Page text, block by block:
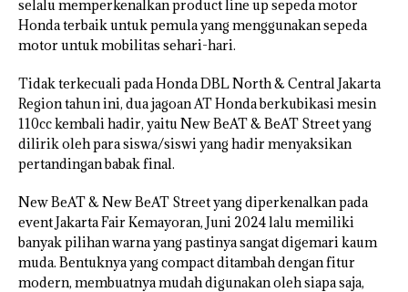
selalu memperkenalkan product line up sepeda motor
Honda terbaik untuk pemula yang menggunakan sepeda
motor untuk mobilitas sehari-hari.
Tidak terkecuali pada Honda DBL North & Central Jakarta
Region tahun ini, dua jagoan AT Honda berkubikasi mesin
110cc kembali hadir, yaitu New BeAT & BeAT Street yang
dilirik oleh para siswa/siswi yang hadir menyaksikan
pertandingan babak final.
New BeAT & New BeAT Street yang diperkenalkan pada
event Jakarta Fair Kemayoran, Juni 2024 lalu memiliki
banyak pilihan warna yang pastinya sangat digemari kaum
muda. Bentuknya yang compact ditambah dengan fitur
modern, membuatnya mudah digunakan oleh siapa saja,